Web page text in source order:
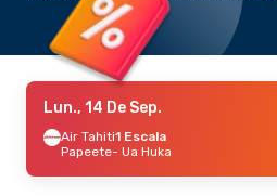
Lun., 14 De Sep.
Air Tahiti1 Escala
Papeete- Ua Huka